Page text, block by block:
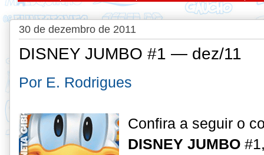
30 de dezembro de 2011
DISNEY JUMBO #1 — dez/11
Por E. Rodrigues
Confira a seguir o
DISNEY JUMBO